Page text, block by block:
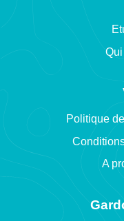
Politique
A